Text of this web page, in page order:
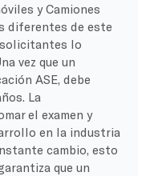
y Camiones
diferentes de este
solicitantes lo
vez que un
ASE, debe
La
el examen y
en la industria
cambio, esto
que un